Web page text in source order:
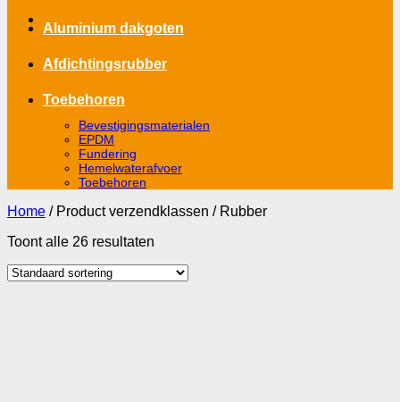
Aluminium dakgoten
Afdichtingsrubber
Toebehoren
Bevestigingsmaterialen
EPDM
Fundering
Hemelwaterafvoer
Toebehoren
Home /Product verzendklassen /Rubber
Toont alle 26 resultaten